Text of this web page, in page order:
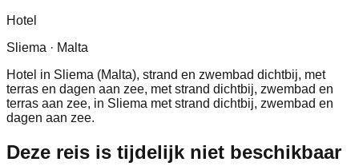
Hotel
Sliema · Malta
Hotel in Sliema (Malta), strand en zwembad dichtbij, met
terras en dagen aan zee, met strand dichtbij, zwembad en
terras aan zee, in Sliema met strand dichtbij, zwembad en
dagen aan zee.
Deze reis is tijdelijk niet beschikbaar